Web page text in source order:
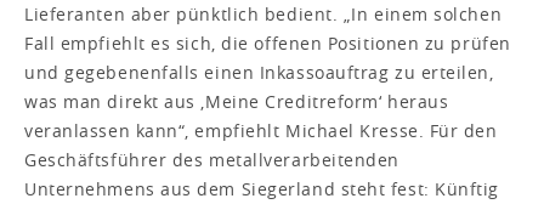
Lieferanten aber pünktlich bedient. „In einem solchen
Fall empfiehlt es sich, die offenen Positionen zu prüfen
und gegebenenfalls einen Inkassoauftrag zu erteilen,
was man direkt aus ‚Meine Creditreform‘ heraus
veranlassen kann“, empfiehlt Michael Kresse. Für den
Geschäftsführer des metallverarbeitenden
Unternehmens aus dem Siegerland steht fest: Künftig